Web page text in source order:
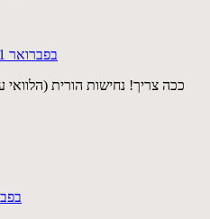
28 בפברואר 2021 בשעה 08:17
ככה צריך! נחישות הורית
28